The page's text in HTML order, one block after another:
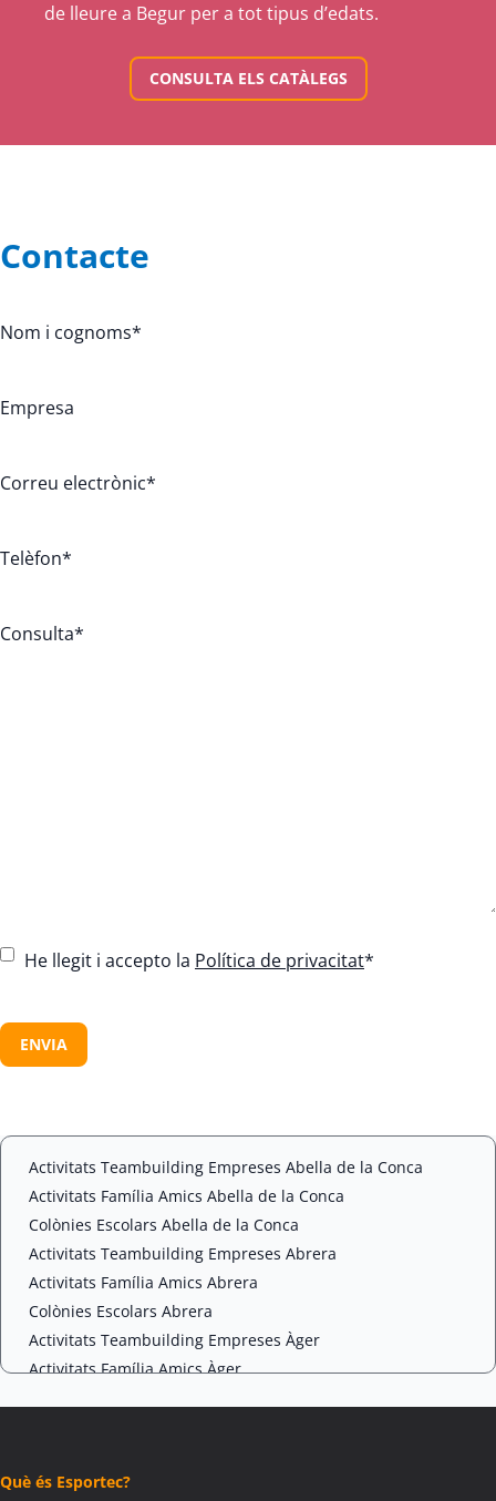
de lleure a Begur per a tot tipus d’edats.
CONSULTA ELS CATÀLEGS
Contacte
Nom i cognoms*
Empresa
Correu electrònic*
Telèfon*
Consulta*
C
s
e
*
He llegit i accepto la Política de privacitat*
A
P
H
Activitats Teambuilding Empreses Abella de la Conca
Activitats Família Amics Abella de la Conca
Colònies Escolars Abella de la Conca
Activitats Teambuilding Empreses Abrera
Activitats Família Amics Abrera
Colònies Escolars Abrera
Activitats Teambuilding Empreses Àger
Activitats Família Amics Àger
Colònies Escolars Agramunt
Què és Esportec?